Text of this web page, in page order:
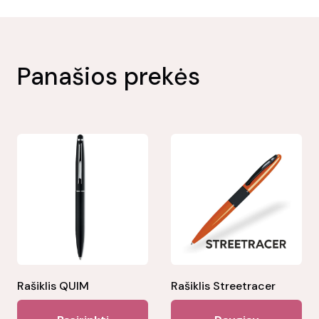
Panašios prekės
Rašiklis QUIM Rašiklis Streetracer